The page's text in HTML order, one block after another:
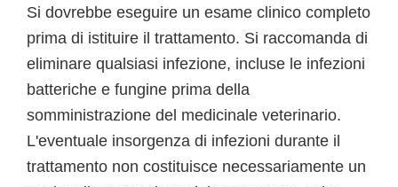
Si dovrebbe eseguire un esame clinico completo
prima di istituire il trattamento. Si raccomanda di
eliminare qualsiasi infezione, incluse le infezioni
batteriche e fungine prima della
somministrazione del medicinale veterinario.
L'eventuale insorgenza di infezioni durante il
trattamento non costituisce necessariamente un